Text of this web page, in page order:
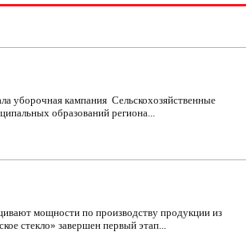
уборочная кампания Сельскохозяйственные
образований региона...
мощности по производству продукции из
стекло» завершен первый этап...